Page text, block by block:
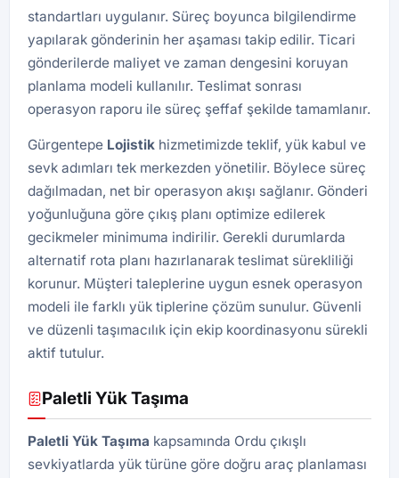
standartları uygulanır. Süreç boyunca bilgilendirme
yapılarak gönderinin her aşaması takip edilir. Ticari
gönderilerde maliyet ve zaman dengesini koruyan
planlama modeli kullanılır. Teslimat sonrası
operasyon raporu ile süreç şeffaf şekilde tamamlanır.
Gürgentepe Lojistik hizmetimizde teklif, yük kabul ve
sevk adımları tek merkezden yönetilir. Böylece süreç
dağılmadan, net bir operasyon akışı sağlanır. Gönderi
yoğunluğuna göre çıkış planı optimize edilerek
gecikmeler minimuma indirilir. Gerekli durumlarda
alternatif rota planı hazırlanarak teslimat sürekliliği
korunur. Müşteri taleplerine uygun esnek operasyon
modeli ile farklı yük tiplerine çözüm sunulur. Güvenli
ve düzenli taşımacılık için ekip koordinasyonu sürekli
aktif tutulur.
Paletli Yük Taşıma
Paletli Yük Taşıma kapsamında Ordu çıkışlı
sevkiyatlarda yük türüne göre doğru araç planlaması